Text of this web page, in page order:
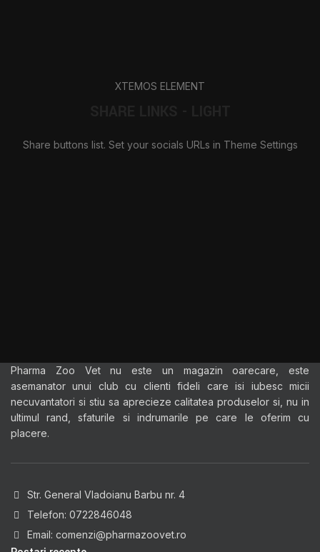
XTEMOS ELEMENT
Share buttons list. Set your socials URLs in Theme Settings
Pharma Zoo Vet nu este un magazin oarecare, este
asemanator unui club cu clienti fideli care isi iubesc micii
necuvantatori si stiu sa aprecieze calitatea produselor si, nu in
ultimul rand, sfaturile si indrumarile pe care le oferim cu
placere.
Str. General Vladoianu Barbu nr. 4
Telefon: 0722846048
Email: comenzi@pharmazoovet.ro